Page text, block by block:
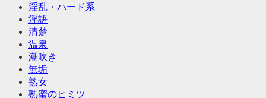
淫乱・ハード系
淫語
清楚
温泉
潮吹き
無垢
熟女
熟蜜のヒミツ